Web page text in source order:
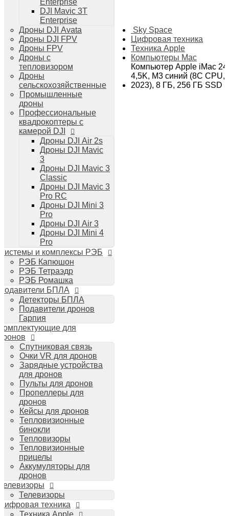
Дроны DJI Mini 4 Pro
Системы и комплексы РЭБ
РЭБ Капюшон
РЭБ Тетраэдр
РЭБ Ромашка
Подавители БПЛА
Детекторы БПЛА
Подавители дронов Гарпия
Комплектующие для дронов
Спутниковая связь
Зарядные устройства для дронов
Пульты для дронов
Пропеллеры для дронов
Кейсы для дронов
Тепловизионные бинокли
Тепловизионные прицелы
Аккумуляторы для дронов
Телевизоры
Телевизоры
Цифровая техника
Техника Apple
Телефоны iPhone
Планшеты iPad
Компьютеры Mac
Аудиотехника
Стайлеры для волос Dyson
Пылесосы Dyson
Аудио и видео DJI
Ручные камеры
DJI Osmo Action 3
DJI Osmo Pocket 3
Стабилизаторы
DJI Osmo Mobile 6
DJI RS 3 Pro
Enterprise
DJI Mavic 3T
Enterprise
Дроны DJI Avata
Дроны DJI FPV
Дроны FPV
Дроны с
тепловизором
Дроны
сельскохозяйственные
Промышленные
дроны
Профессиональные
квадрокоптеры с
камерой DJI
Дроны DJI Air 2s
Дроны DJI Mavic
3
Дроны DJI Mavic 3
Classic
Дроны DJI Mavic 3
Pro RC
Дроны DJI Mini 3
Pro
Дроны DJI Air 3
Дроны DJI Mini 4
Pro
и комплексы РЭБ
РЭБ Капюшон
РЭБ Тетраэдр
РЭБ Ромашка
БПЛА
Детекторы БПЛА
Подавители дронов
Гарпия
для
Спутниковая связь
Очки VR для дронов
Зарядные устройства
для дронов
Пульты для дронов
Пропеллеры для
дронов
Кейсы для дронов
Тепловизионные
бинокли
Тепловизоры
Тепловизионные
прицелы
Аккумуляторы для
дронов
Телевизоры
техника
Техника Apple
Sky Space
Цифровая техника
Техника Apple
Компьютеры Mac
Компьютер Apple iMac
4,5K, M3 синий (8C CPU,
2023), 8 ГБ, 256 ГБ SSD